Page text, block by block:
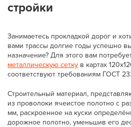
стройки
Занимаетесь прокладкой дорог и
вами трассы долгие годы успешно
назначение? Для этого вам
металлическую сетку в картах
соответствуют требованиям ГОСТ
Строительный материал,
из проволоки ячеистое полотно с
мм, раскроенное на куски
дорожное полотно, уменьшив его